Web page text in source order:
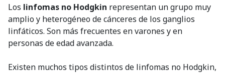
Los linfomas no Hodgkin representan un grupo muy
amplio y heterogéneo de cánceres de los ganglios
linfáticos. Son más frecuentes en varones y en
personas de edad avanzada.
Existen muchos tipos distintos de linfomas no Hodgkin,